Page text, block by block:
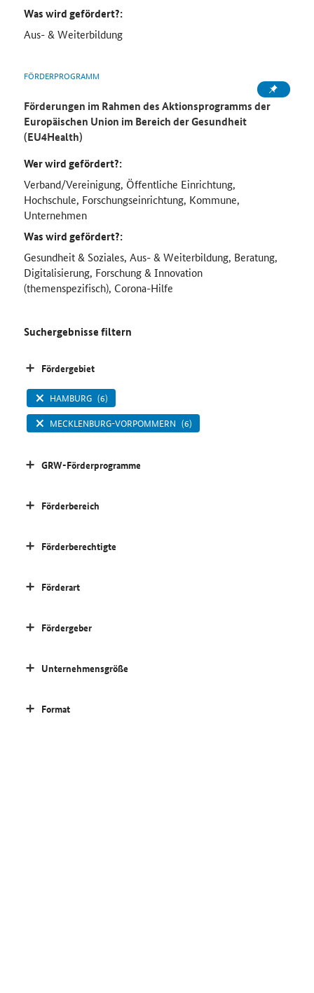
Was wird gefördert?:
Aus- & Weiterbildung
FÖRDERPROGRAMM
Förderungen im Rahmen des Aktionsprogramms der
Europäischen Union im Bereich der Gesundheit
(EU4Health)
Wer wird gefördert?:
Verband/Vereinigung, Öffentliche Einrichtung,
Hochschule, Forschungseinrichtung, Kommune,
Unternehmen
Was wird gefördert?:
Gesundheit & Soziales, Aus- & Weiterbildung, Beratung,
Digitalisierung, Forschung & Innovation
(themenspezifisch), Corona-Hilfe
Suchergebnisse filtern
Fördergebiet
HAMBURG (6)
MECKLENBURG-VORPOMMERN (6)
GRW-Förderprogramme
Förderbereich
Förderberechtigte
Förderart
Fördergeber
Unternehmensgröße
Format